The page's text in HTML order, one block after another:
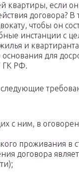
квартиры, если
договора? В
чтобы он
инстанции с
и
для
ГК РФ.
с ним, в
проживания в
договора